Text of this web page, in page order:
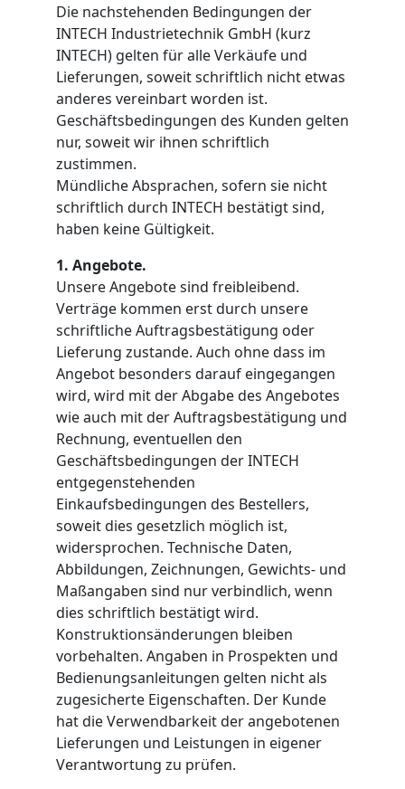
Die nachstehenden Bedingungen der
INTECH Industrietechnik GmbH (kurz
INTECH) gelten für alle Verkäufe und
Lieferungen, soweit schriftlich nicht etwas
anderes vereinbart worden ist.
Geschäftsbedingungen des Kunden gelten
nur, soweit wir ihnen schriftlich
zustimmen.
Mündliche Absprachen, sofern sie nicht
schriftlich durch INTECH bestätigt sind,
haben keine Gültigkeit.
1. Angebote.
Unsere Angebote sind freibleibend.
Verträge kommen erst durch unsere
schriftliche Auftragsbestätigung oder
Lieferung zustande. Auch ohne dass im
Angebot besonders darauf eingegangen
wird, wird mit der Abgabe des Angebotes
wie auch mit der Auftragsbestätigung und
Rechnung, eventuellen den
Geschäftsbedingungen der INTECH
entgegenstehenden
Einkaufsbedingungen des Bestellers,
soweit dies gesetzlich möglich ist,
widersprochen. Technische Daten,
Abbildungen, Zeichnungen, Gewichts- und
Maßangaben sind nur verbindlich, wenn
dies schriftlich bestätigt wird.
Konstruktionsänderungen bleiben
vorbehalten. Angaben in Prospekten und
Bedienungsanleitungen gelten nicht als
zugesicherte Eigenschaften. Der Kunde
hat die Verwendbarkeit der angebotenen
Lieferungen und Leistungen in eigener
Verantwortung zu prüfen.